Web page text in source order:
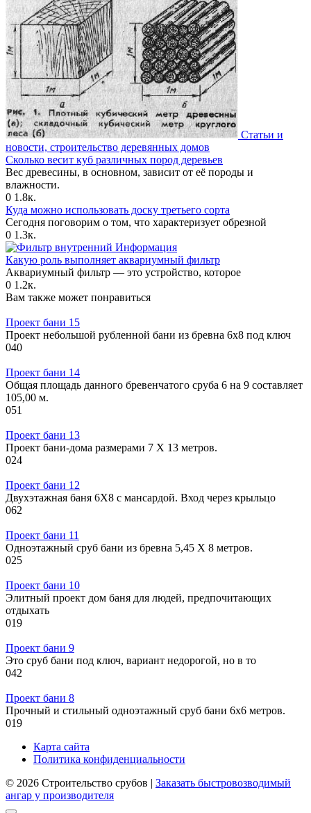
Статьи и
новости, строительство деревянных домов
Сколько весит куб различных пород деревьев
Вес древесины, в основном, зависит от её породы и
влажности.
0 1.8к.
Куда можно использовать доску третьего сорта
Сегодня поговорим о том, что характеризует обрезной
0 1.3к.
Информация
Какую роль выполняет аквариумный фильтр
Аквариумный фильтр — это устройство, которое
0 1.2к.
Вам также может понравиться
Проект бани 15
Проект небольшой рубленной бани из бревна 6х8 под ключ
040
Проект бани 14
Общая площадь данного бревенчатого сруба 6 на 9 составляет
105,00 м.
051
Проект бани 13
Проект бани-дома размерами 7 Х 13 метров.
024
Проект бани 12
Двухэтажная баня 6Х8 с мансардой. Вход через крыльцо
062
Проект бани 11
Одноэтажный сруб бани из бревна 5,45 Х 8 метров.
025
Проект бани 10
Элитный проект дом баня для людей, предпочитающих
отдыхать
019
Проект бани 9
Это сруб бани под ключ, вариант недорогой, но в то
042
Проект бани 8
Прочный и стильный одноэтажный сруб бани 6х6 метров.
019
Карта сайта
Политика конфиденциальности
© 2026 Строительство срубов | Заказать быстровозводимый
ангар у производителя